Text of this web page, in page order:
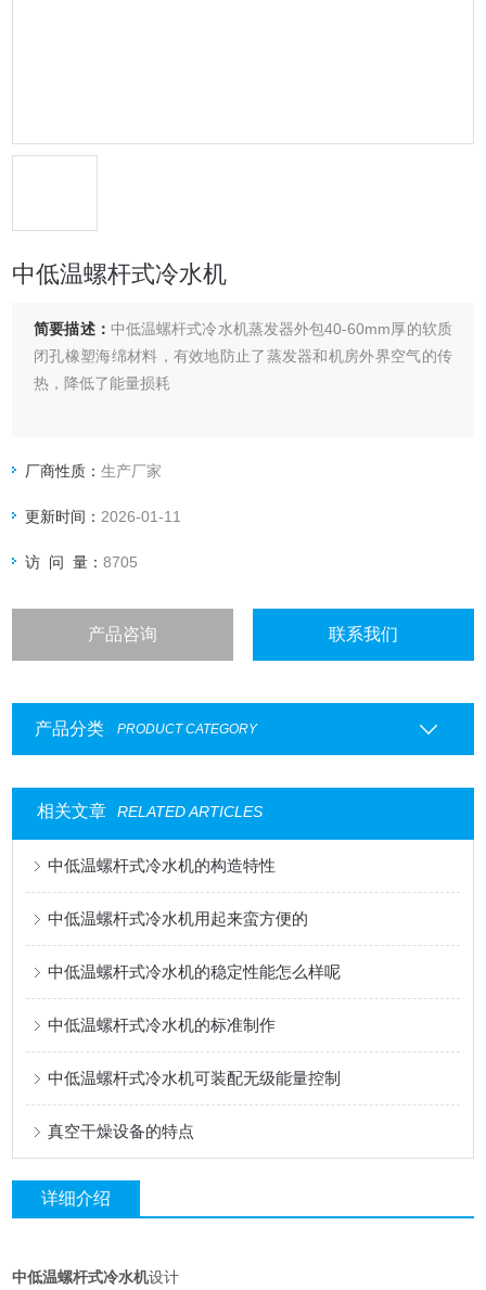
中低温螺杆式冷水机
简要描述： 中低温螺杆式冷水机蒸发器外包40-60mm厚的软质
闭孔橡塑海绵材料，有效地防止了蒸发器和机房外界空气的传
热，降低了能量损耗
厂商性质：生产厂家
更新时间： 2026-01-11
访 问 量：8705
产品咨询 联系我们
产品分类 PRODUCT CATEGORY
相关文章 RELATED ARTICLES
中低温螺杆式冷水机的构造特性
中低温螺杆式冷水机用起来蛮方便的
中低温螺杆式冷水机的稳定性能怎么样呢
中低温螺杆式冷水机的标准制作
中低温螺杆式冷水机可装配无级能量控制
真空干燥设备的特点
详细介绍
中低温螺杆式冷水机设计